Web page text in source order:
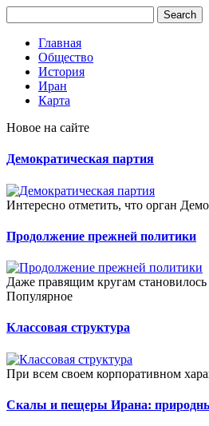
Главная
Общество
История
Иран
Карта
Новое на сайте
Демократическая партия
Интересно отметить, что орган
Продолжение прежней политики
Даже правящим кругам
Популярное
Классовая структура
При всем своем корпоративном
Скалы и пещеры Ирана: